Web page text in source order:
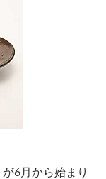
6月から始まり